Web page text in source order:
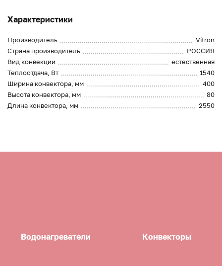
Характеристики
Производитель
Vitron
Страна производитель
РОССИЯ
Вид конвекции
естественная
Теплоотдача, Вт
1540
Ширина конвектора, мм
400
Высота конвектора, мм
80
Длина конвектора, мм
2550
Водонагреватели Конвекторы